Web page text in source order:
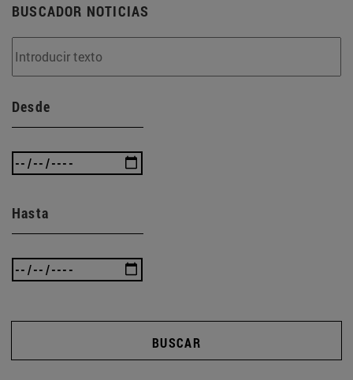
BUSCADOR NOTICIAS
Desde
Hasta
BUSCAR